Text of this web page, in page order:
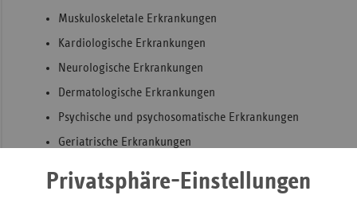
Privatsphäre-Einstellungen
Muskuloskeletale Erkrankungen
Kardiologische Erkrankungen
Neurologische Erkrankungen
Dermatologische Erkrankungen
Psychische und psychosomatische Erkrankungen
Geriatrische Erkrankungen
Pneumologische Erkrankungen